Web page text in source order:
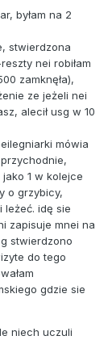
byłam na 2
stwierdzona
nei robiłam
zamknęła),
ze jeżeli nei
alecił usg w 10
mówia
1 w kolejce
o grzybicy,
leżeć. idę sie
zapisuje mnei na
stwierdzono
do tego
gdzie sie
niech uczuli